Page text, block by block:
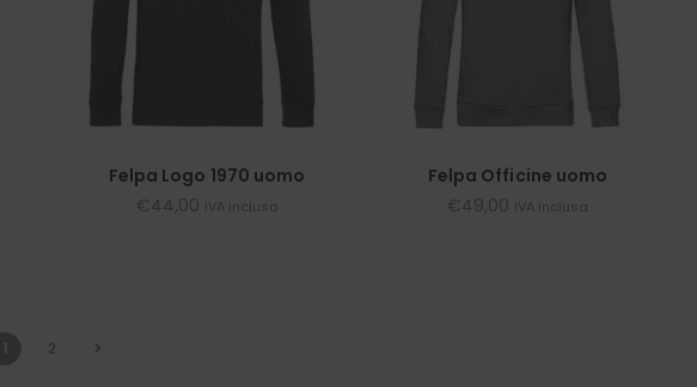
Felpa Logo 1970 uomo
€44,00 IVA inclusa
Felpa Officine uomo
€49,00 IVA inclusa
2